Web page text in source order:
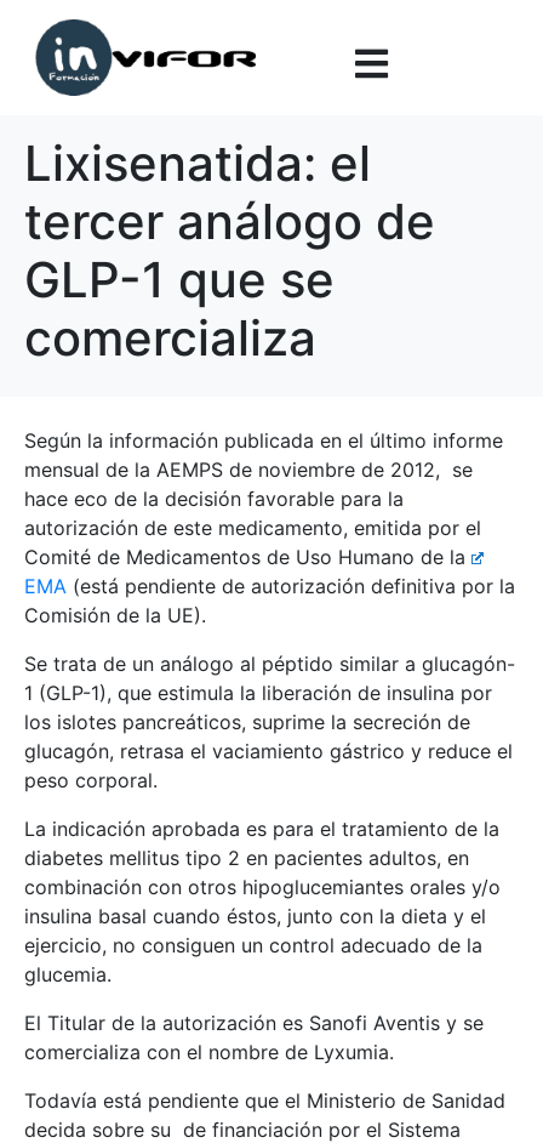
Lixisenatida: el
tercer análogo de
GLP-1 que se
comercializa
Según la información publicada en el último informe
mensual de la AEMPS de noviembre de 2012, se
hace eco de la decisión favorable para la
autorización de este medicamento, emitida por el
Comité de Medicamentos de Uso Humano de la
EMA (está pendiente de autorización definitiva por la
Comisión de la UE).
Se trata de un análogo al péptido similar a glucagón-
1 (GLP-1), que estimula la liberación de insulina por
los islotes pancreáticos, suprime la secreción de
glucagón, retrasa el vaciamiento gástrico y reduce el
peso corporal.
La indicación aprobada es para el tratamiento de la
diabetes mellitus tipo 2 en pacientes adultos, en
combinación con otros hipoglucemiantes orales y/o
insulina basal cuando éstos, junto con la dieta y el
ejercicio, no consiguen un control adecuado de la
glucemia.
El Titular de la autorización es Sanofi Aventis y se
comercializa con el nombre de Lyxumia.
Todavía está pendiente que el Ministerio de Sanidad
decida sobre su de financiación por el Sistema